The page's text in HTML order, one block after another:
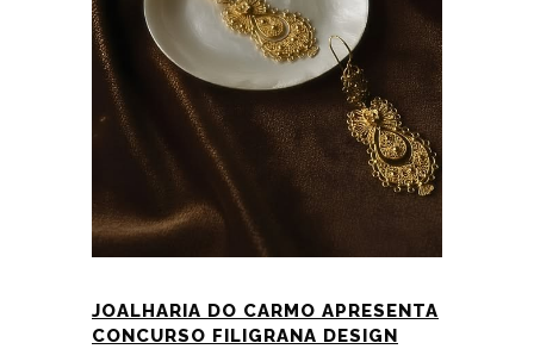
JOALHARIA DO CARMO APRESENTA
CONCURSO FILIGRANA DESIGN